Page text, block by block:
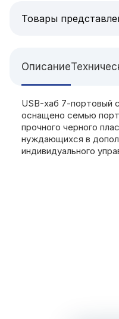
Товары
Описание
USB-хаб 7-портовый
оснащено семью
прочного черного
нуждающихся в
индивидуального